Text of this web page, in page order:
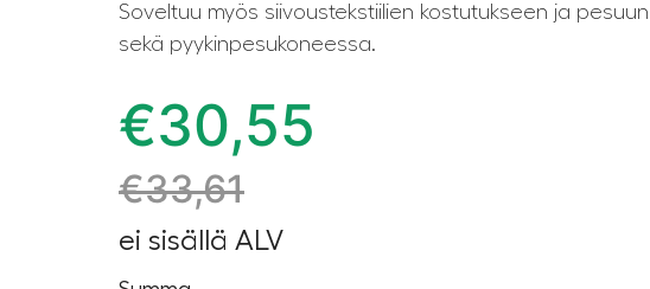
Soveltuu myös siivoustekstiilien kostutukseen ja
sekä pyykinpesukoneessa.
€30,55
€33,61
ei sisällä ALV